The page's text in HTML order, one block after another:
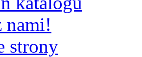
nami!
strony